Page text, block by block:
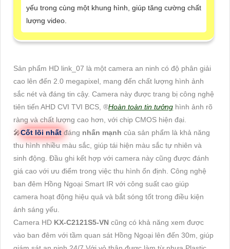
yếu trong cùng một khung hình, giúp tăng cường chất
lượng video.
Sản phẩm HD link_07 là một camera an ninh có độ phân giải
cao lên đến 2.0 megapixel, mang đến chất lượng hình ảnh
sắc nét và đáng tin cậy. Camera này được trang bị công nghệ
tiên tiến AHD CVI TVI BCS, ®️Hoàn toàn tin tưởng hình ảnh rõ
ràng và chất lượng cao hơn, với chip CMOS hiện đại.
🎤Cốt lõi nhất đáng nhấn mạnh của sản phẩm là khả năng
thu hình nhiều màu sắc, giúp tái hiện màu sắc tự nhiên và
sinh động. Đầu ghi kết hợp với camera này cũng được đánh
giá cao với ưu điểm trong việc thu hình ổn định. Công nghệ
ban đêm Hồng Ngoại Smart IR với công suất cao giúp
camera hoạt động hiệu quả và bắt sóng tốt trong điều kiện
ánh sáng yếu.
Camera HD KX-C2121S5-VN cũng có khả năng xem được
vào ban đêm với tầm quan sát Hồng Ngoại lên đến 30m, giúp